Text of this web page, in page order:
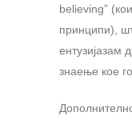
believing”
принципи),
ентузијазам
знаење кое